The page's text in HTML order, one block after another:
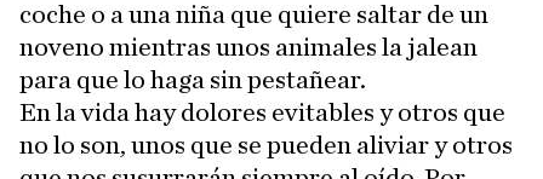
coche o a una niña que quiere saltar de un
noveno mientras unos animales la jalean
para que lo haga sin pestañear.
En la vida hay dolores evitables y otros que
no lo son, unos que se pueden aliviar y otros